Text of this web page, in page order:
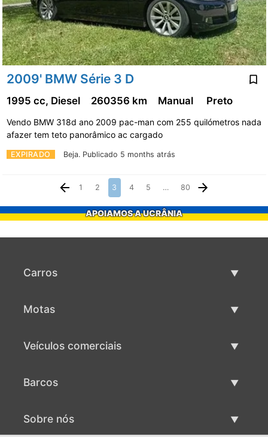
2009' BMW Série 3 D
EXPIRADO Beja. Publicado 5 months atrás
1995 cc, Diesel 260356 km Manual Preto
Vendo BMW 318d ano 2009 pac-man com 255 quilómetros nada
afazer tem teto panorâmico ac cargado
1 2 3 4 5 … 80
APOIAMOS A UCRÂNIA
Carros
Motas
Veículos comerciais
Barcos
Sobre nós